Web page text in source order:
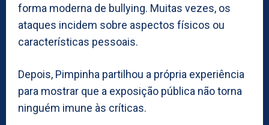
forma moderna de bullying. Muitas vezes, os
ataques incidem sobre aspectos físicos ou
características pessoais.
Depois, Pimpinha partilhou a própria experiência
para mostrar que a exposição pública não torna
ninguém imune às críticas.